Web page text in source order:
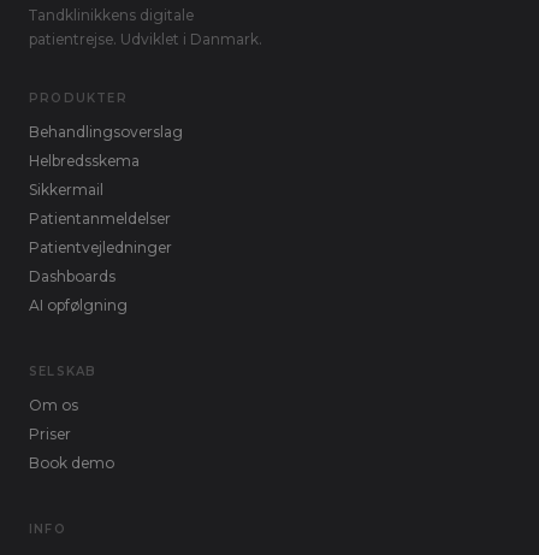
Tandklinikkens digitale
patientrejse. Udviklet i Danmark.
PRODUKTER
Behandlingsoverslag
Helbredsskema
Sikkermail
Patientanmeldelser
Patientvejledninger
Dashboards
AI opfølgning
SELSKAB
Om os
Priser
Book demo
INFO